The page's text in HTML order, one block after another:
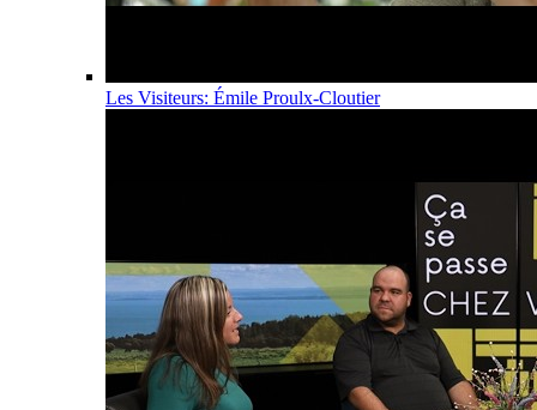
Les Visiteurs: Émile Proulx-Cloutier